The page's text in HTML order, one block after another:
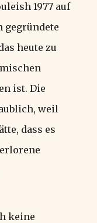
1977 auf
gegründete
heute zu
ist. Die
weil
dass es
keine